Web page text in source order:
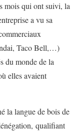
mois qui ont suivi, la
a vu sa
Taco Bell,…)
du monde de la
elles avaient
la langue de bois de
qualifiant